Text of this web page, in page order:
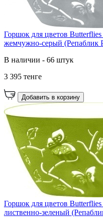
Горшок для цветов
жемчужно-серый (Репаблик
В наличии - 66 штук
3 395 тенге
Добавить в корзину
Горшок для цветов
лиственно-зеленый